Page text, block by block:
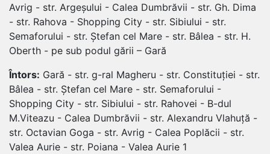
Avrig - str. Argeșului - Calea Dumbrăvii - str. Gh. Dima
- str. Rahova - Shopping City - str. Sibiului - str.
Semaforului - str. Ștefan cel Mare - str. Bâlea - str. H.
Oberth - pe sub podul gării – Gară
Întors: Gară - str. g-ral Magheru - str. Constituției - str.
Bâlea - str. Ștefan cel Mare - str. Semaforului -
Shopping City - str. Sibiului - str. Rahovei - B-dul
M.Viteazu - Calea Dumbrăvii - str. Alexandru Vlahuță -
str. Octavian Goga - str. Avrig - Calea Poplăcii - str.
Valea Aurie - str. Poiana - Valea Aurie 1